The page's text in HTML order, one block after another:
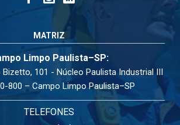
MATRIZ
Limpo Paulista–SP:
101 - Núcleo Paulista Industrial III
800 – Campo Limpo Paulista–SP
TELEFONES